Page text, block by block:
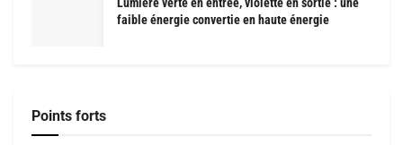
Lumière verte en entrée, violette en sortie : une
faible énergie convertie en haute énergie
Points forts